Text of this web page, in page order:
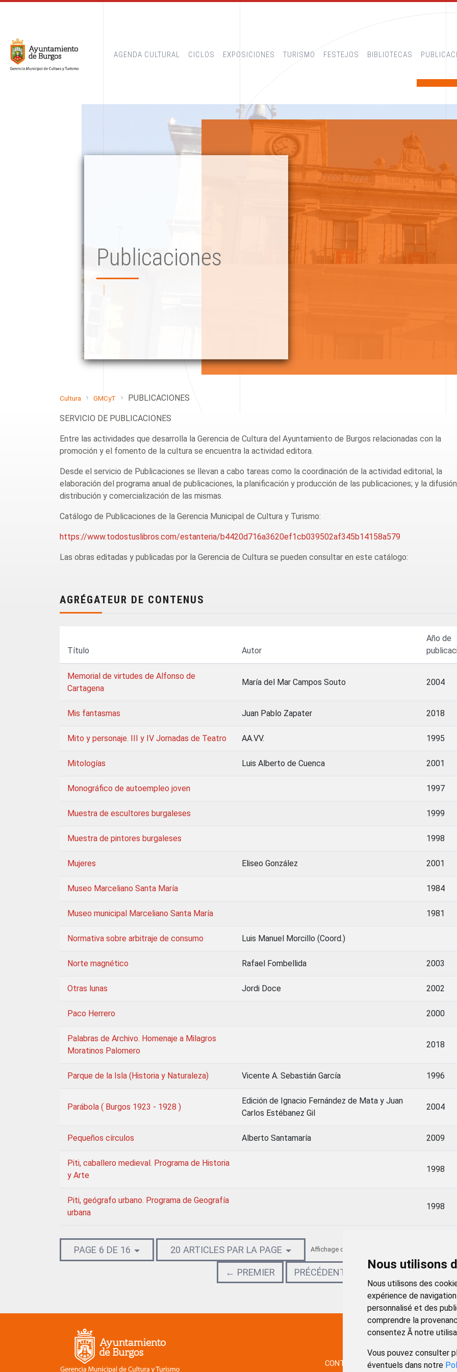
Nous utilisons
Nous utilisons des
expérience de
personnalisé et des
comprendre la
consentez Ã notre
Vous pouvez consulter
éventuels dans notre
AGENDA CULTURAL CICLOS EXPOSICIONES TURISMO FESTEJOS BIBLIOTECAS
Publicaciones
Cultura GMCyT PUBLICACIONES
SERVICIO DE PUBLICACIONES
Entre las actividades que desarrolla la Gerencia de Cultura del Ayuntamiento de Burgos relacionadas con la
promoción y el fomento de la cultura se encuentra la actividad editora.
Desde el servicio de Publicaciones se llevan a cabo tareas como la coordinación de la actividad editorial, la
elaboración del programa anual de publicaciones, la planificación y producción de las publicaciones; y la
distribución y comercialización de las mismas.
Catálogo de Publicaciones de la Gerencia Municipal de Cultura y Turismo:
https://www.todostuslibros.com/estanteria/b4420d716a3620ef1cb039502af345b14158a579
Las obras editadas y publicadas por la Gerencia de Cultura se pueden consultar en este catálogo:
AGRÉGATEUR DE CONTENUS
Título Autor
Año de
Memorial de virtudes de Alfonso de
Cartagena
María del Mar Campos Souto 2004
Mis fantasmas Juan Pablo Zapater 2018
Mito y personaje. III y IV Jornadas de Teatro AA.VV. 1995
Mitologías Luis Alberto de Cuenca 2001
Monográfico de autoempleo joven 1997
Muestra de escultores burgaleses 1999
Muestra de pintores burgaleses 1998
Mujeres Eliseo González 2001
Museo Marceliano Santa María 1984
Museo municipal Marceliano Santa María 1981
Normativa sobre arbitraje de consumo Luis Manuel Morcillo (Coord.)
Norte magnético Rafael Fombellida 2003
Otras lunas Jordi Doce 2002
Paco Herrero 2000
Palabras de Archivo. Homenaje a Milagros
Moratinos Palomero
2018
Parque de la Isla (Historia y Naturaleza) Vicente A. Sebastián García 1996
Parábola ( Burgos 1923 - 1928 )
Edición de Ignacio Fernández de Mata y Juan
Carlos Estébanez Gil
2004
Pequeños círculos Alberto Santamaría 2009
Piti, caballero medieval. Programa de Historia
y Arte
1998
Piti, geógrafo urbano. Programa de Geografía
urbana
1998
PAGE 6 DE 16 20 ARTICLES PAR LA PAGE Affichage des résultats 101 - 120 parmi 316.
← PREMIER PRÉCÉDENT
CONTACTO MAPA WEB AVISO